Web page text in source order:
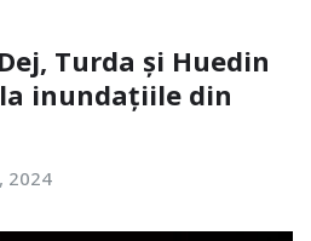
Turda și Huedin
inundațiile din
2024